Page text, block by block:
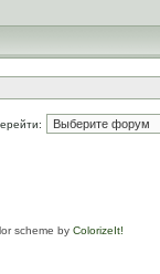
scheme by ColorizeIt!